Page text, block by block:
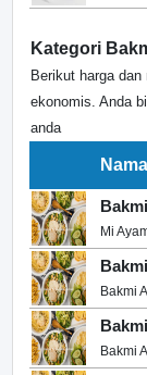
Kategori
Berikut harga
ekonomis. Anda
anda
Nama
Mi
Bakmi
Bakmi